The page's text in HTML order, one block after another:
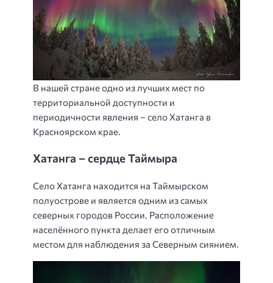
В нашей стране одно из лучших мест по
территориальной доступности и
периодичности явления – село Хатанга в
Красноярском крае.
Хатанга – сердце Таймыра
Село Хатанга находится на Таймырском
полуострове и является одним из самых
северных городов России. Расположение
населённого пункта делает его отличным
местом для наблюдения за Северным сиянием.